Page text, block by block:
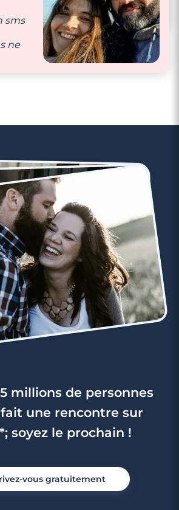
notre
!"
sms
ne
millions de personnes
une rencontre sur
soyez le prochain !
vous gratuitement